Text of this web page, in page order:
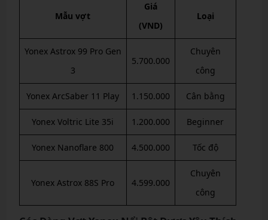
Mẫu vợt
Giá
(VND)
Loại
Yonex Astrox 99 Pro Gen
3
5.700.000
Chuyên
công
Yonex ArcSaber 11 Play 1.150.000 Cân bằng
Yonex Voltric Lite 35i 1.200.000 Beginner
Yonex Nanoflare 800 4.500.000 Tốc độ
Yonex Astrox 88S Pro 4.599.000
Chuyên
công